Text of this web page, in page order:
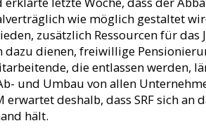
wie möglich gestaltet
zusätzlich Ressourcen für das
dazu dienen, freiwillige
die entlassen werden,
und Umbau von allen
erwartet deshalb, dass SRF sich an
hält.